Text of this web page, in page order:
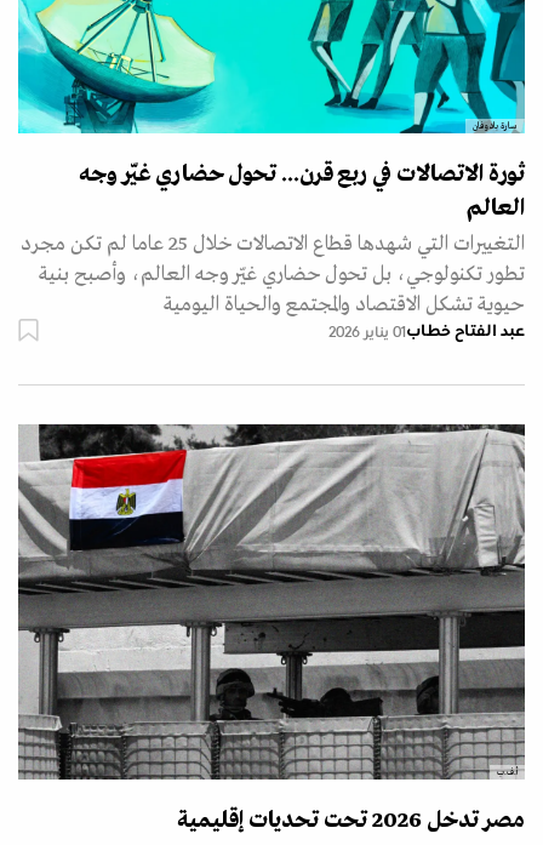
سارة بادوفان
ثورة الاتصالات في ربع قرن... تحول حضاري غيّر وجه
العالم
التغييرات التي شهدها قطاع الاتصالات خلال 25 عاما لم تكن مجرد
تطور تكنولوجي، بل تحول حضاري غيّر وجه العالم، وأصبح بنية
حيوية تشكل الاقتصاد والمجتمع والحياة اليومية
عبد الفتاح خطاب 01 يناير 2026
أ.ف.ب
مصر تدخل 2026 تحت تحديات إقليمية